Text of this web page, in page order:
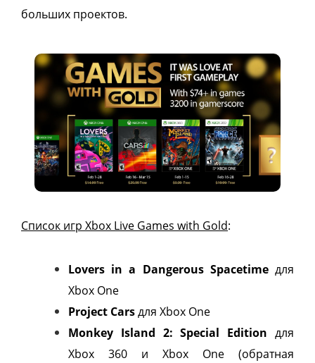
больших проектов.
Список игр Xbox Live Games with Gold:
Lovers in a Dangerous Spacetimeдля
Xbox One
Project Carsдля Xbox One
Monkey Island 2: Special Edition для
Xbox 360 и Xbox One (обратная